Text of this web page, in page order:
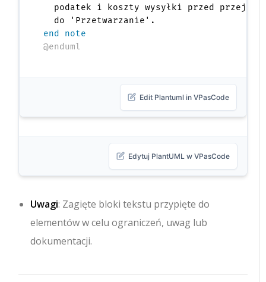
podatek i koszty wysyłki przed
end note
@enduml
Edit Plantuml in VPasCode
Edytuj PlantUML w VPasCode
Uwagi: Zagięte bloki tekstu przypięte do
elementów w celu ograniczeń, uwag lub
dokumentacji.